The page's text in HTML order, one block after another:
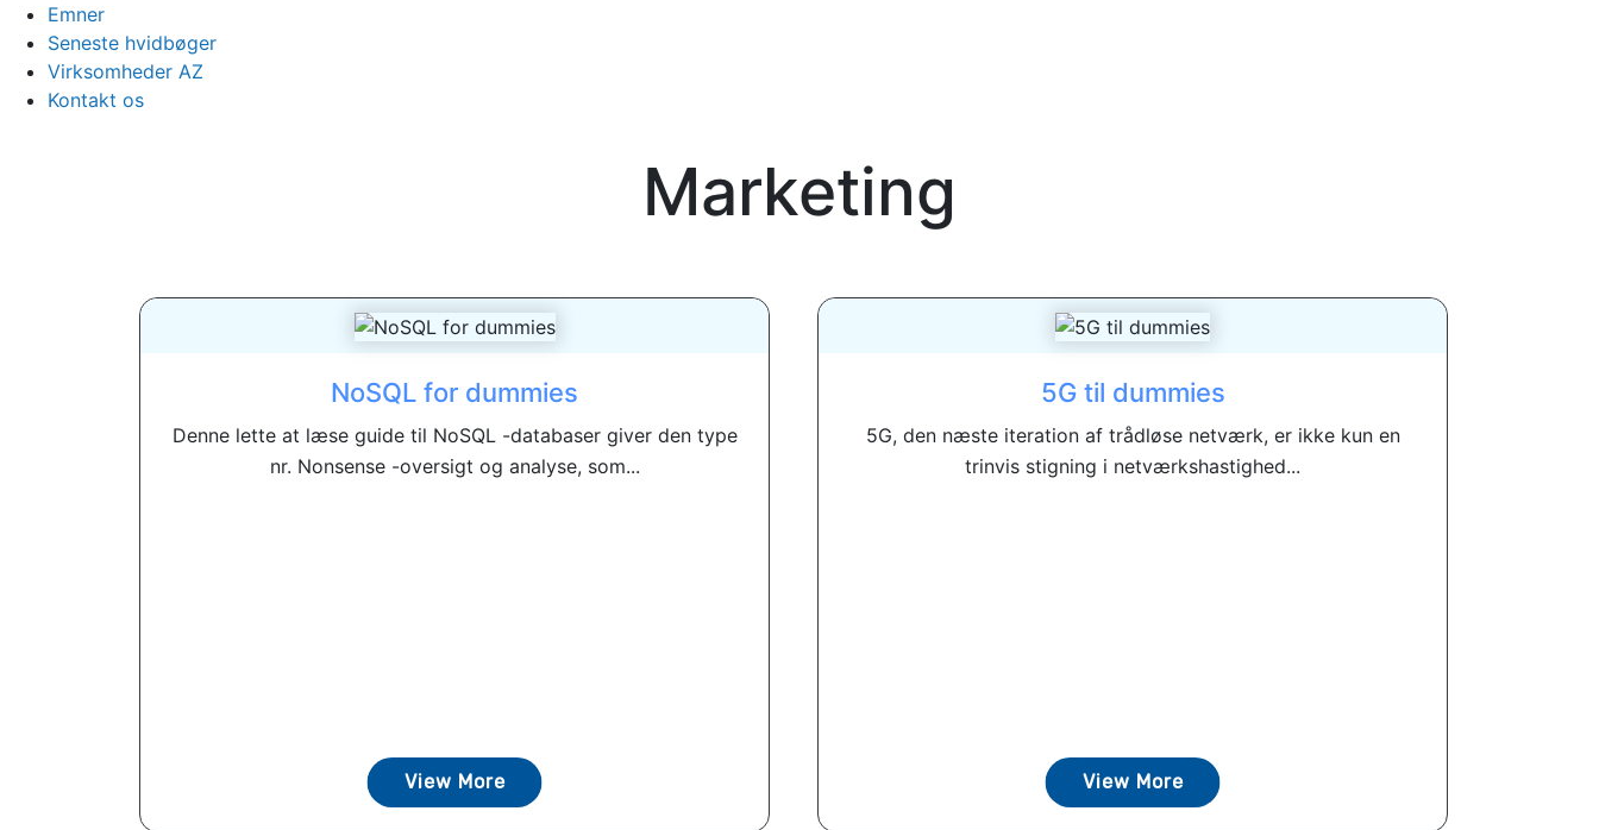
Emner
Seneste hvidbøger
Virksomheder AZ
Kontakt os
Marketing
NoSQL for dummies
Denne lette at læse guide til NoSQL -databaser giver den type
nr. Nonsense -oversigt og analyse, som...
View More
5G til dummies
5G, den næste iteration af trådløse netværk, er ikke kun en
trinvis stigning i netværkshastighed...
View More